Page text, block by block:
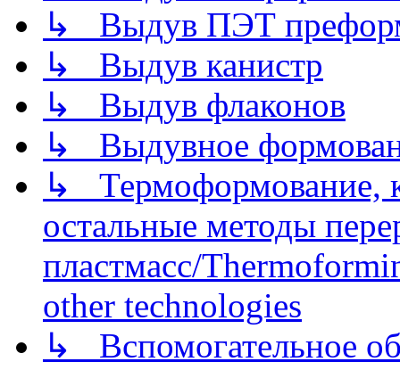
↳ Выдув ПЭТ
↳ Выдув канистр
↳ Выдув флаконов
↳ Выдувное
↳ Термоформование,
остальные методы
пластмасс/
other technologies
↳ Вспомогательное